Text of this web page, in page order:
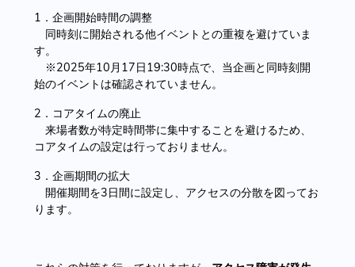
1．企画開始時間の調整
同時刻に開始される他イベントとの重複を避けていま
す。
※2025年10月17日19:30時点で、当企画と同時刻開
始のイベントは確認されていません。
2．コアタイムの廃止
来場者数が特定時間帯に集中することを避けるため、
コアタイムの設定は行っておりません。
3．企画期間の拡大
開催期間を3日間に設定し、アクセスの分散を図ってお
ります。